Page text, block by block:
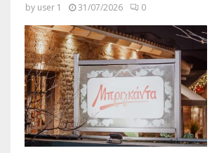
by user 1 31/07/2026 0